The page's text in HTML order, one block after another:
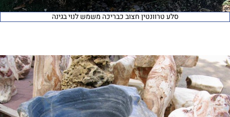
סלע טרוונטין חצוב כבריכה משמש לנוי בגינה